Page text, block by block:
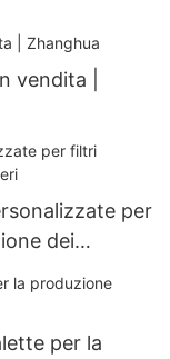
vendita |
per
dei
per la